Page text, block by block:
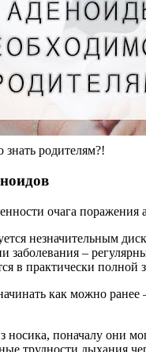
родителям?!
очага
незначительным
заболевания –
в практически
как можно
носика, поначалу они
трудности дыхания